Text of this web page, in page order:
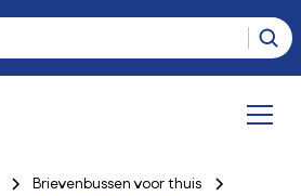
Brievenbussen voor thuis